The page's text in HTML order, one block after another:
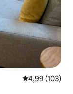
4,99 de uma
4,99 (103)